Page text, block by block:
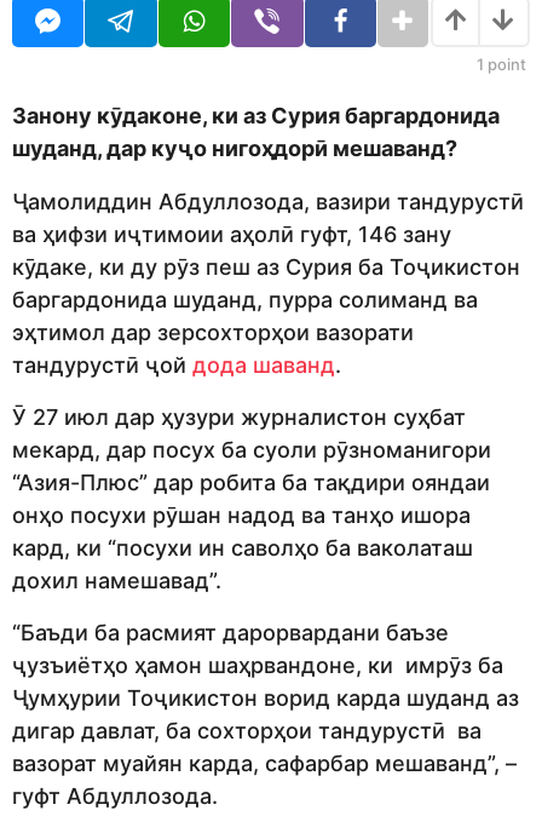
e
t
o
r
1 point
Занону кӯдаконе, ки аз Сурия баргардонида
шуданд, дар куҷо нигоҳдорӣ мешаванд?
Ҷамолиддин Абдуллозода, вазири тандурустӣ
ва ҳифзи иҷтимоии аҳолӣ гуфт, 146 зану
кӯдаке, ки ду рӯз пеш аз Сурия ба Тоҷикистон
баргардонида шуданд, пурра солиманд ва
эҳтимол дар зерсохторҳои вазорати
тандурустӣ ҷой дода шаванд.
Ӯ 27 июл дар ҳузури журналистон суҳбат
мекард, дар посух ба суоли рӯзноманигори
“Азия-Плюс” дар робита ба тақдири ояндаи
онҳо посухи рӯшан надод ва танҳо ишора
кард, ки “посухи ин саволҳо ба ваколаташ
дохил намешавад”.
“Баъди ба расмият дарорвардани баъзе
ҷузъиётҳо ҳамон шаҳрвандоне, ки имрӯз ба
Ҷумҳурии Тоҷикистон ворид карда шуданд аз
дигар давлат, ба сохторҳои тандурустӣ ва
вазорат муайян карда, сафарбар мешаванд”, –
гуфт Абдуллозода.